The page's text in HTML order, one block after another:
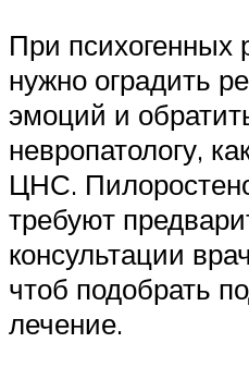
При психогенных
нужно оградить
эмоций и
невропатологу,
ЦНС.
требуют
консультации
чтоб подобрать
лечение.